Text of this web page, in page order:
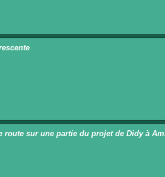
route sur une partie du projet de Didy à